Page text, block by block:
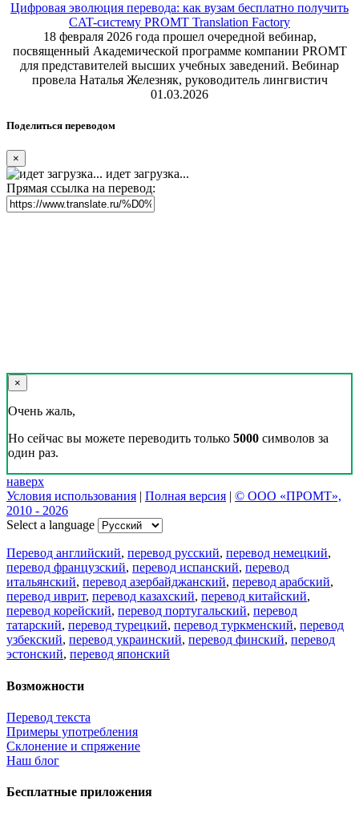
Цифровая эволюция перевода: как вузам бесплатно получить
CAT-систему PROMT Translation Factory
18 февраля 2026 года прошел очередной вебинар,
посвященный Академической программе компании PROMT
для представителей высших учебных заведений. Вебинар
провела Наталья Железняк, руководитель лингвистич
01.03.2026
Поделиться переводом
×
идет загрузка...
Прямая ссылка на перевод:
×
Очень жаль,
Но сейчас вы можете переводить только 5000 символов за
один раз.
наверх
Условия использования | Полная версия | © ООО «ПРОМТ»,
2010 - 2026
Select a language
Перевод английский, перевод русский, перевод немецкий,
перевод французский, перевод испанский, перевод
итальянский, перевод азербайджанский, перевод арабский,
перевод иврит, перевод казахский, перевод китайский,
перевод корейский, перевод португальский, перевод
татарский, перевод турецкий, перевод туркменский, перевод
узбекский, перевод украинский, перевод финский, перевод
эстонский, перевод японский
Возможности
Перевод текста
Примеры употребления
Склонение и спряжение
Наш блог
Бесплатные приложения